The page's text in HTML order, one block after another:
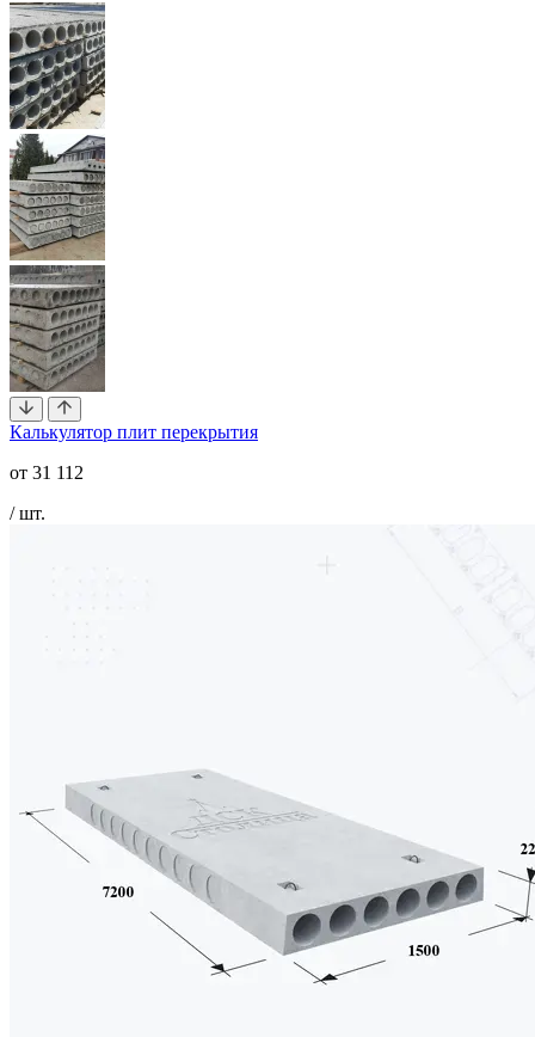
Калькулятор плит перекрытия
от 31 112
/ шт.